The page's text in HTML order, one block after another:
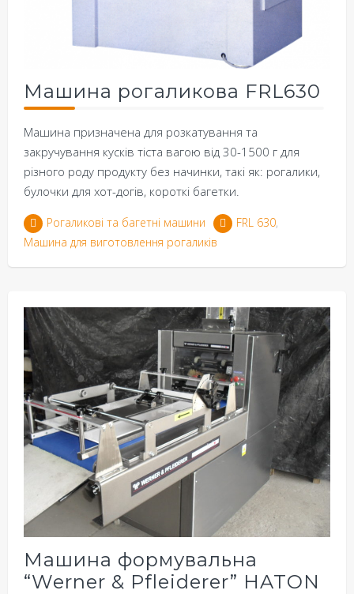
Машина рогаликова FRL630
Машина призначена для розкатування та
закручування кусків тіста вагою від 30-1500 г для
різного роду продукту без начинки, такі як: рогалики,
булочки для хот-догів, короткі багетки.
Рогаликові та багетні машини FRL 630,
Машина для виготовлення рогаликів
Машина формувальна
“Werner & Pfleiderer” HATON